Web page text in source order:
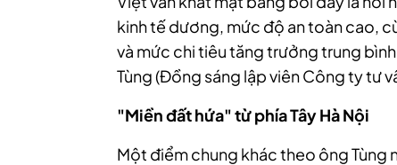
kinh tế dương, mức độ an toàn cao,
và mức chi tiêu tăng trưởng trung
Tùng (Đồng sáng lập viên Công ty tư
"Miền đất hứa" từ phía Tây Hà Nội
Một điểm chung khác theo ông Tùng